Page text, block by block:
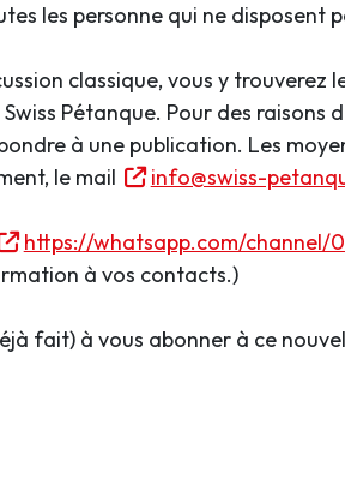
les personne qui ne disposent
classique, vous y trouverez
Pétanque. Pour des
à une publication. Les
le mail
info@swiss-
https://whatsapp.com/channel/
à vos contacts.)
fait) à vous abonner à ce